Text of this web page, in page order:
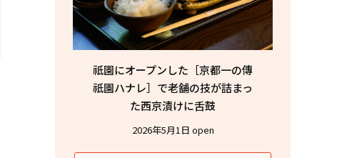
祇園にオープンした［京都一の傳
祇園ハナレ］で老舗の技が詰まっ
た西京漬けに舌鼓
2026年5月1日 open